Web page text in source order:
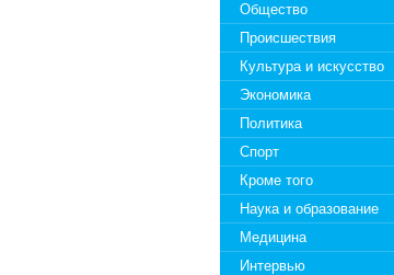
Общество
Происшествия
Культура и искусство
Экономика
Политика
Спорт
Кроме того
Наука и образование
Медицина
Интервью